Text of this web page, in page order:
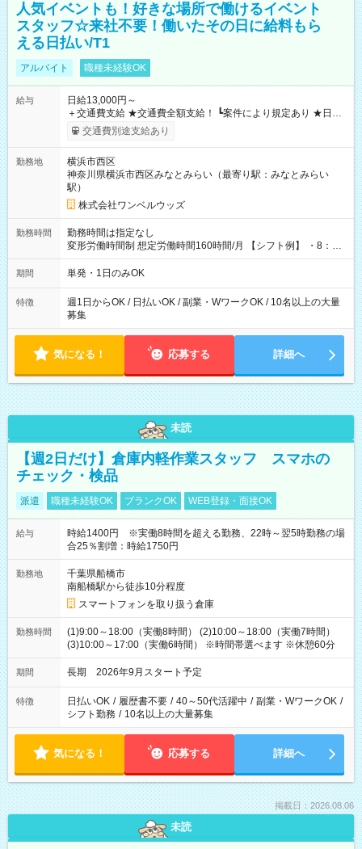
人気イベントも！好きな場所で働けるイベント
スタッフ☆来社不要！働いたその日に給料もら
える日払い/T1
アルバイト 職種未経験OK
給与
日給13,000円～
＋交通費支給 ★交通費全額支給！ ┗案件により規定あり ★日払
いOK！（規定あり） ┗働いたその日に現金GET♪ お仕事後はコ
ンビニATMから 日払い分を引き落とせます！ 【試用期間】試
交通費別途支給あり
勤務地
横浜市西区
神奈川県横浜市西区みなとみらい（最寄り駅：みなとみらい
駅）
株式会社ワンベルウッズ
勤務時間
勤務時間は指定なし
変形労働時間制 想定労働時間160時間/月 【シフト例】 ・8：00
～21：00
期間 単発・1日のみOK
特徴
週1日からOK / 日払いOK / 副業・WワークOK / 10名以上の大量
募集
気になる！ 応募する 詳細へ
未読
【週2日だけ】倉庫内軽作業スタッフ スマホの
チェック・検品
派遣 職種未経験OK ブランクOK WEB登録・面接OK
給与
時給1400円 ※実働8時間を超える勤務、22時～翌5時勤務の場
合25％割増：時給1750円
勤務地
千葉県船橋市
南船橋駅から徒歩10分程度
スマートフォンを取り扱う倉庫
勤務時間
(1)9:00～18:00（実働8時間） (2)10:00～18:00（実働7時間）
(3)10:00～17:00（実働6時間） ※時間帯選べます ※休憩60分
期間 長期 2026年9月スタート予定
特徴 日払いOK / 履歴書不要 / 40～50代活躍中 / 副業・WワークOK /
シフト勤務 / 10名以上の大量募集
気になる！ 応募する 詳細へ
掲載日：2026.08.06
未読